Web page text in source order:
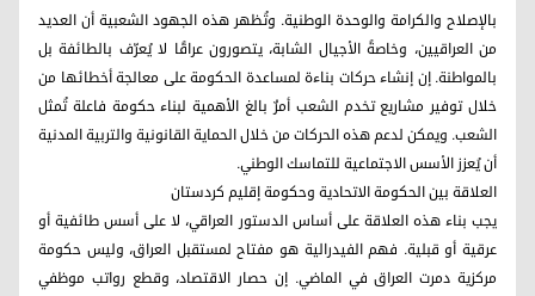
بالإصلاح والكرامة والوحدة الوطنية. وتُظهر هذه الجهود الشعبية أن العديد
من العراقيين، وخاصةً الأجيال الشابة، يتصورون عراقًا لا يُعرّف بالطائفة بل
بالمواطنة. إن إنشاء حركات بناءة لمساعدة الحكومة على معالجة أخطائها من
خلال توفير مشاريع تخدم الشعب أمرٌ بالغ الأهمية لبناء حكومة فاعلة تُمثل
الشعب. ويمكن لدعم هذه الحركات من خلال الحماية القانونية والتربية المدنية
أن يُعزز الأسس الاجتماعية للتماسك الوطني.
العلاقة بين الحكومة الاتحادية وحكومة إقليم كردستان
يجب بناء هذه العلاقة على أساس الدستور العراقي، لا على أسس طائفية أو
عرقية أو قبلية. فهم الفيدرالية هو مفتاح لمستقبل العراق، وليس حكومة
مركزية دمرت العراق في الماضي. إن حصار الاقتصاد، وقطع رواتب موظفي